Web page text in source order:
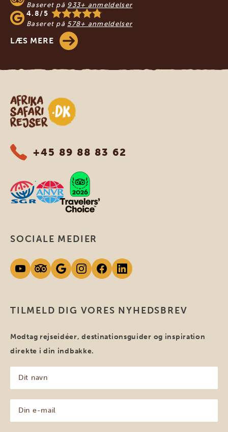
Baseret på 933+ anmeldelser
4.8/5
Baseret på 578+ anmeldelser
LÆS MERE
Safari-rejser i Afrika
+45 89 88 83 62
TILMELD DIG VORES NYHEDSBREV
Modtag rejseidéer, destinationsguider og inspiration
direkte i din indbakke.
navn
(Påkrævet)
mail
SOCIALE MEDIER